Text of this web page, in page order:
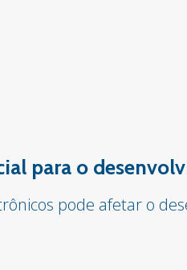
para o
pode afetar o